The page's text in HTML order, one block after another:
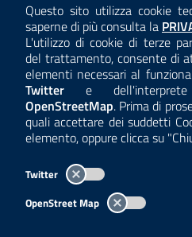
Questo sito utilizza cookie
saperne di più consulta la
L'utilizzo di cookie di terze
del trattamento, consente di
elementi necessari al
Twitter e
OpenStreetMap. Prima di
quali accettare dei suddetti
elemento, oppure clicca su
Twitter
OpenStreet Map
COOKIE E
TEMI